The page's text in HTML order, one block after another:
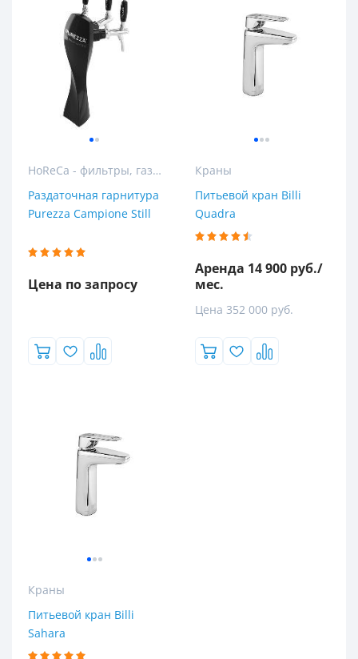
HoReCa - фильтры, газация и розлив воды для гостиниц, ресторанов и кафе
Раздаточная гарнитура
Purezza Campione Still
Цена по запросу
Краны
Питьевой кран Billi
Quadra
Аренда 14 900 руб./
мес.
Цена 352 000 руб.
Краны
Питьевой кран Billi
Sahara